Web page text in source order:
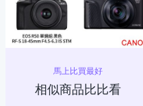
馬上比買最好
相似商品比比看